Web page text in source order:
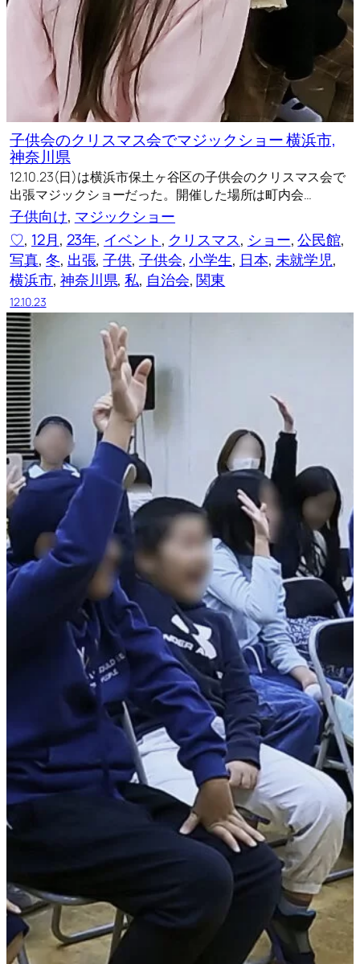
子供会のクリスマス会でマジックショー 横浜市,
神奈川県
12.10.23(日)は横浜市保土ヶ谷区の子供会のクリスマス会で
出張マジックショーだった。開催した場所は町内会…
子供向け, マジックショー
♡, 12月, 23年, イベント, クリスマス, ショー, 公民館
写真, 冬, 出張, 子供, 子供会, 小学生, 日本, 未就学児
横浜市, 神奈川県, 私, 自治会, 関東
12.10.23